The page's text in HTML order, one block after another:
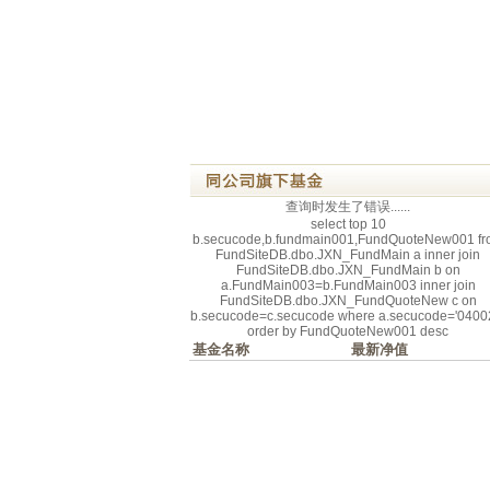
查询时发生了错误......
select top 10
b.secucode,b.fundmain001,FundQuoteNew001
FundSiteDB.dbo.JXN_FundMain a inner join
FundSiteDB.dbo.JXN_FundMain b on
a.FundMain003=b.FundMain003 inner join
FundSiteDB.dbo.JXN_FundQuoteNew c on
b.secucode=c.secucode where
order by FundQuoteNew001 desc
基金名称 最新净值